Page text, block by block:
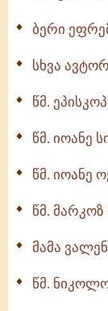
სულიერი
ნაწილი II
ბერი
სხვა
წმ.
წმ. იოანე
წმ. იოანე
წმ.
მამა
წმ.